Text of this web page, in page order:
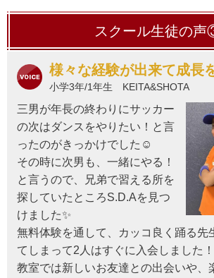
スクール生徒の
様々な経験が出来て成長
小学3年/1年生 KEITA&SHOTA
三男が年長の終わりにサッカー
の次はダンスをやりたい！と言
ったのがきっかけでした☺
その時に次男も、一緒にやる！
と言うので、兄弟で習える所を
探していたところS.D.Aを見つ
けました✨
無料体験を通して、カッコ良く踊る先
てしまって2人はすぐに入会しました！
教室では新しいお友達との出会いや、